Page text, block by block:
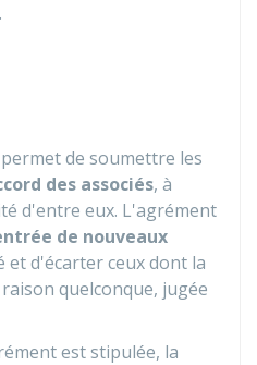
permet de soumettre les
des associés, à
d'entre eux. L'agrément
de nouveaux
et d'écarter ceux dont la
quelconque, jugée
est stipulée, la